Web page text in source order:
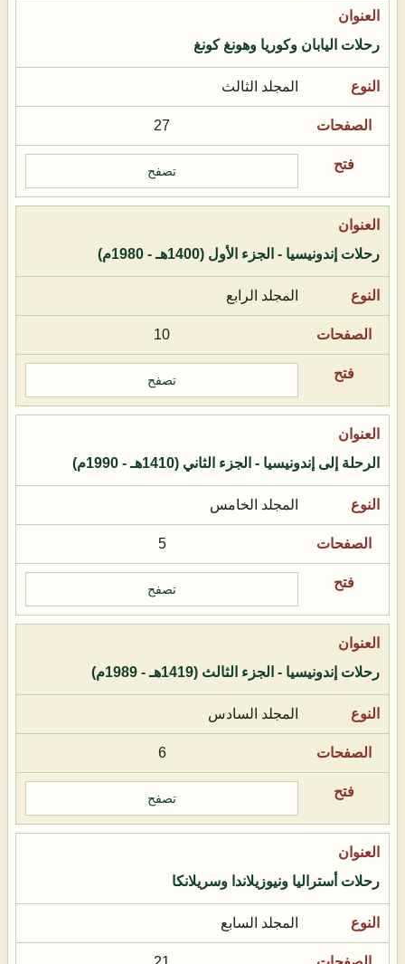
رحلات اليابان وكوريا وهونغ كونغ
المجلد الثالث
27
تصفح
رحلات إندونيسيا - الجزء الأول (1400هـ - 1980م)
المجلد الرابع
10
تصفح
الرحلة إلى إندونيسيا - الجزء الثاني (1410هـ - 1990م)
المجلد الخامس
5
تصفح
رحلات إندونيسيا - الجزء الثالث (1419هـ - 1989م)
المجلد السادس
6
تصفح
رحلات أستراليا ونيوزيلاندا وسريلانكا
المجلد السابع